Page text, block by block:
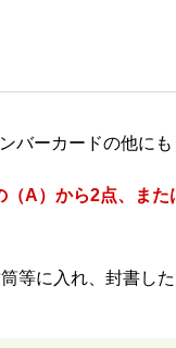
バーカードの他に
A）から2点、
ま
等に入れ、封書し